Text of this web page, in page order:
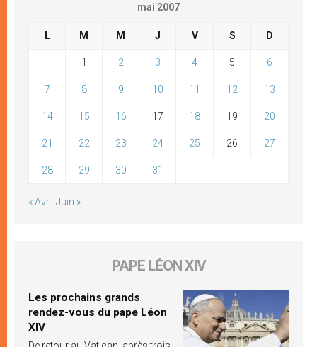
mai 2007
L M M J V S D
1 2 3 4 5 6
7 8 9 10 11 12 13
14 15 16 17 18 19 20
21 22 23 24 25 26 27
28 29 30 31
« Avr Juin »
PAPE LÉON XIV
Les prochains grands
rendez-vous du pape Léon
XIV